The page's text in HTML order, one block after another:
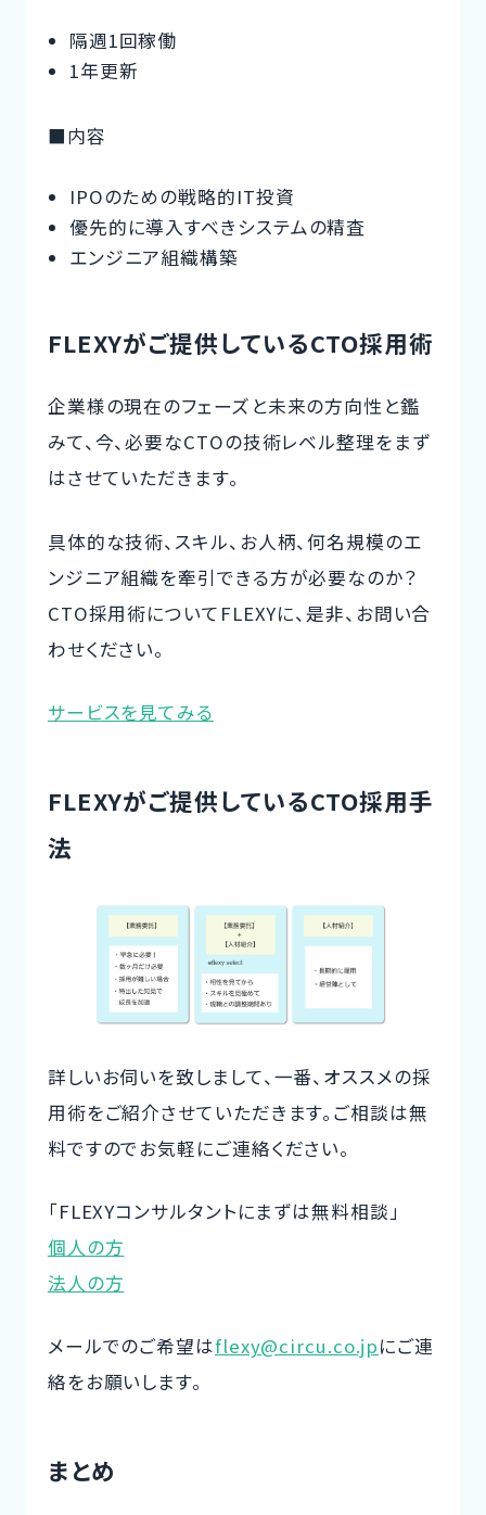
隔週1回稼働
1年更新
■内容
IPOのための戦略的IT投資
優先的に導入すべきシステムの精査
エンジニア組織構築
FLEXYがご提供しているCTO採用術
企業様の現在のフェーズと未来の方向性と鑑
みて、今、必要なCTOの技術レベル整理をまず
はさせていただきます。
具体的な技術、スキル、お人柄、何名規模のエ
ンジニア組織を牽引できる方が必要なのか？
CTO採用術についてFLEXYに、是非、お問い合
わせください。
サービスを見てみる
FLEXYがご提供しているCTO採用手
法
詳しいお伺いを致しまして、一番、オススメの採
用術をご紹介させていただきます。ご相談は無
料ですのでお気軽にご連絡ください。
「FLEXYコンサルタントにまずは無料相談」
個人の方
法人の方
メールでのご希望はflexy@circu.co.jpにご連
絡をお願いします。
まとめ